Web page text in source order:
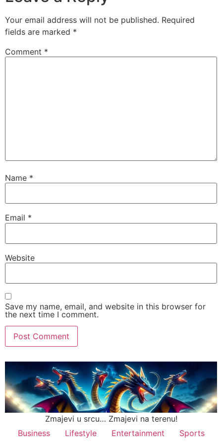
Your email address will not be published. Required
fields are marked *
Comment *
Name *
Email *
Website
Save my name, email, and website in this browser for
the next time I comment.
Zmajevi u srcu… Zmajevi na terenu!
Business
Lifestyle Entertainment
Sports